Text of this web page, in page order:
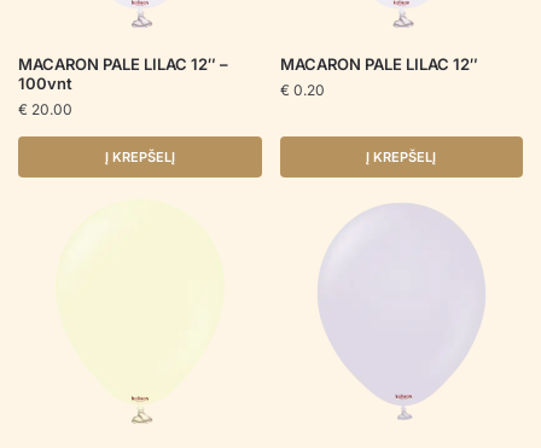
MACARON PALE LILAC 12″ –
100vnt
€ 20.00
Į KREPŠELĮ
MACARON PALE LILAC 12″
€ 0.20
Į KREPŠELĮ